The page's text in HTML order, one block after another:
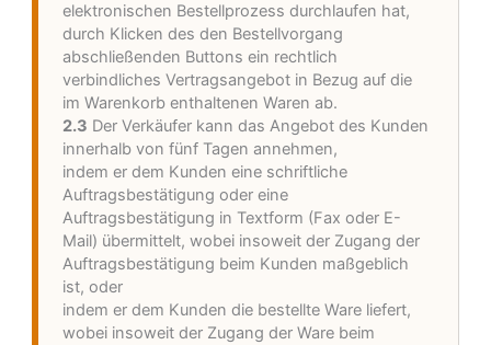
elektronischen Bestellprozess durchlaufen hat,
durch Klicken des den Bestellvorgang
abschließenden Buttons ein rechtlich
verbindliches Vertragsangebot in Bezug auf die
im Warenkorb enthaltenen Waren ab.
2.3 Der Verkäufer kann das Angebot des Kunden
innerhalb von fünf Tagen annehmen,
indem er dem Kunden eine schriftliche
Auftragsbestätigung oder eine
Auftragsbestätigung in Textform (Fax oder E-
Mail) übermittelt, wobei insoweit der Zugang der
Auftragsbestätigung beim Kunden maßgeblich
ist, oder
indem er dem Kunden die bestellte Ware liefert,
wobei insoweit der Zugang der Ware beim